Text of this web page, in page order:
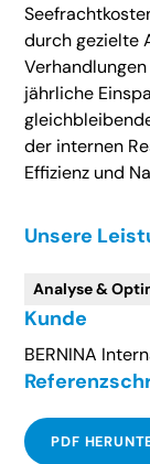
durch gezielte
jährliche
der internen
Effizienz und
Unsere
Analyse &
Kunde
BERNINA
PDF